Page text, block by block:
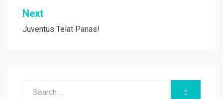
Next
Juventus Telat Panas!
SEARCH